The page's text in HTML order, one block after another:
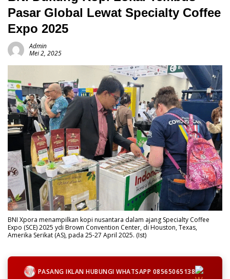
Pasar Global Lewat Specialty Coffee
Expo 2025
Admin
Mei 2, 2025
BNI Xpora menampilkan kopi nusantara dalam ajang Specialty Coffee
Expo (SCE) 2025 ydi Brown Convention Center, di Houston, Texas,
Amerika Serikat (AS), pada 25-27 April 2025. (Ist)
PASANG IKLAN HUBUNGI WHATSAPP 08565065138